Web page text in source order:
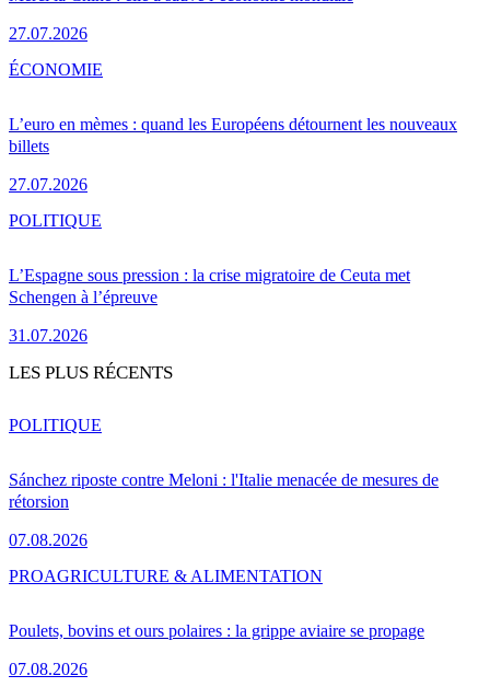
27.07.2026
L’euro en mèmes : quand les Européens détournent les nouveaux
billets
27.07.2026
ÉCONOMIE
L’Espagne sous pression : la crise migratoire de Ceuta met
Schengen à l’épreuve
31.07.2026
POLITIQUE
LES PLUS RÉCENTS
Sánchez riposte contre Meloni : l'Italie menacée de mesures de
rétorsion
07.08.2026
POLITIQUE
Poulets, bovins et ours polaires : la grippe aviaire se propage
07.08.2026
PROAGRICULTURE & ALIMENTATION